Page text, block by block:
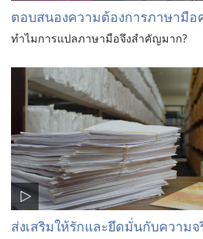
ตอบสนองความต้องการภาษามือ
ทำไมการแปลภาษามือจึงสำคัญมาก?
ส่งเสริมให้รักและยึดมั่นกับความจ